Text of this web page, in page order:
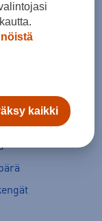
kengät
kaikki